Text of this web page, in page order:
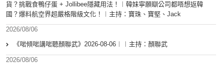
貨？挑戰食鴨仔蛋 + Jollibee隱藏用法！︱韓妹寧願瞓公司都唔想返韓
國？爆料航空界超嚴格階級文化！︱主持：寶珠、寶堅、Jack
2026/08/06
《啱傾啱講啱聽顏聯武》2026-08-06︱︱主持：顏聯武
2026/08/06